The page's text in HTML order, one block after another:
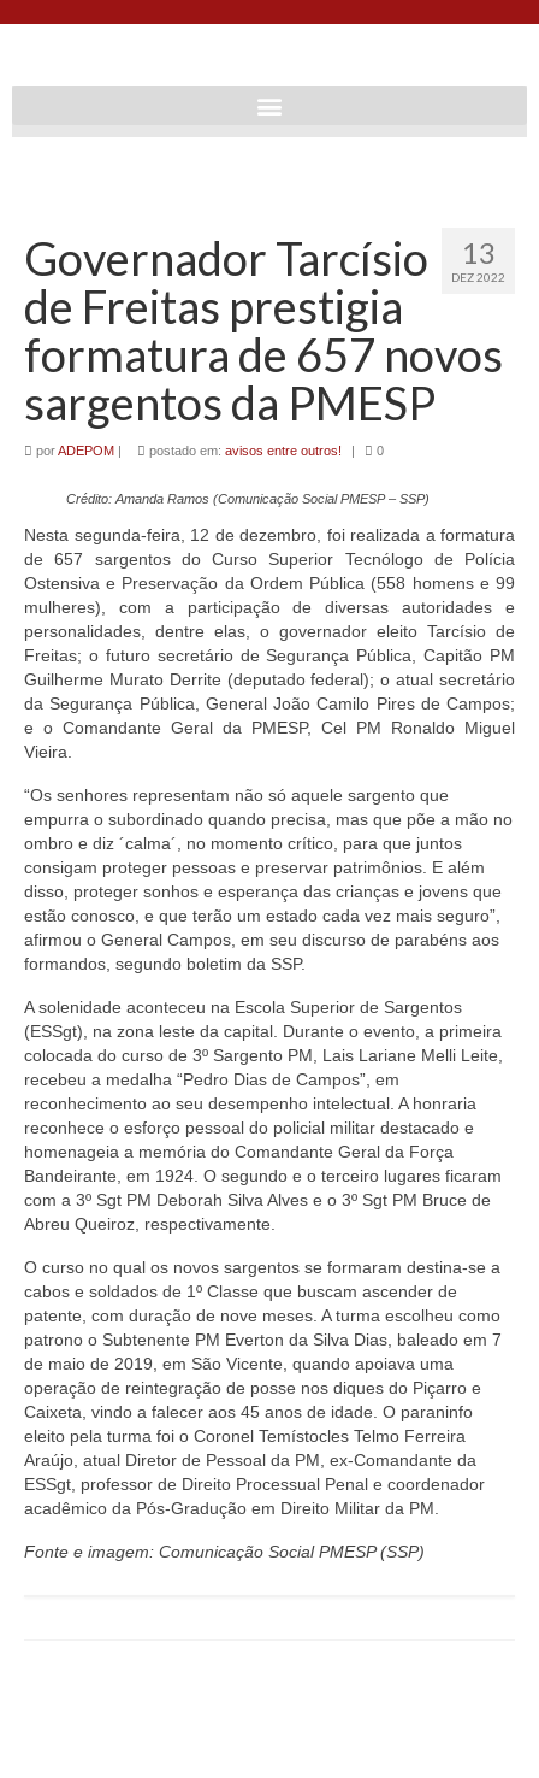
13
DEZ 2022
Governador Tarcísio
de Freitas prestigia
formatura de 657 novos
sargentos da PMESP
porADEPOM postado em: avisos entre outros! 0
Crédito: Amanda Ramos (Comunicação Social PMESP – SSP)
Nesta segunda-feira, 12 de dezembro, foi realizada a formatura
de 657 sargentos do Curso Superior Tecnólogo de Polícia
Ostensiva e Preservação da Ordem Pública (558 homens e 99
mulheres), com a participação de diversas autoridades e
personalidades, dentre elas, o governador eleito Tarcísio de
Freitas; o futuro secretário de Segurança Pública, Capitão PM
Guilherme Murato Derrite (deputado federal); o atual secretário
da Segurança Pública, General João Camilo Pires de Campos;
e o Comandante Geral da PMESP, Cel PM Ronaldo Miguel
Vieira.
“Os senhores representam não só aquele sargento que
empurra o subordinado quando precisa, mas que põe a mão no
ombro e diz ´calma´, no momento crítico, para que juntos
consigam proteger pessoas e preservar patrimônios. E além
disso, proteger sonhos e esperança das crianças e jovens que
estão conosco, e que terão um estado cada vez mais seguro”,
afirmou o General Campos, em seu discurso de parabéns aos
formandos, segundo boletim da SSP.
A solenidade aconteceu na Escola Superior de Sargentos
(ESSgt), na zona leste da capital. Durante o evento, a primeira
colocada do curso de 3º Sargento PM, Lais Lariane Melli Leite,
recebeu a medalha “Pedro Dias de Campos”, em
reconhecimento ao seu desempenho intelectual. A honraria
reconhece o esforço pessoal do policial militar destacado e
homenageia a memória do Comandante Geral da Força
Bandeirante, em 1924. O segundo e o terceiro lugares ficaram
com a 3º Sgt PM Deborah Silva Alves e o 3º Sgt PM Bruce de
Abreu Queiroz, respectivamente.
O curso no qual os novos sargentos se formaram destina-se a
cabos e soldados de 1º Classe que buscam ascender de
patente, com duração de nove meses. A turma escolheu como
patrono o Subtenente PM Everton da Silva Dias, baleado em 7
de maio de 2019, em São Vicente, quando apoiava uma
operação de reintegração de posse nos diques do Piçarro e
Caixeta, vindo a falecer aos 45 anos de idade. O paraninfo
eleito pela turma foi o Coronel Temístocles Telmo Ferreira
Araújo, atual Diretor de Pessoal da PM, ex-Comandante da
ESSgt, professor de Direito Processual Penal e coordenador
acadêmico da Pós-Gradução em Direito Militar da PM.
Fonte e imagem: Comunicação Social PMESP (SSP)